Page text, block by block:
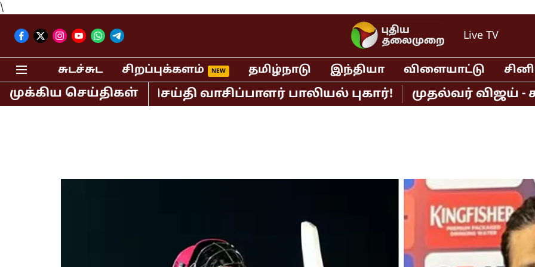
\
Live TV
சுடச்சுட சிறப்புக்களம் தமிழ்நாடு இந்தியா விளையாட்டு
முக்கிய செய்திகள்
கைது! பெண் செய்தி வாசிப்பாளர் பாலியல் புகார்! முதல்வர் விஜய் -